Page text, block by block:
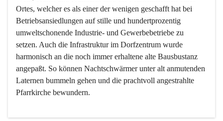
Ortes, welcher es als einer der wenigen geschafft hat bei
Betriebsansiedlungen auf stille und hundertprozentig
umweltschonende Industrie- und Gewerbebetriebe zu
setzen. Auch die Infrastruktur im Dorfzentrum wurde
harmonisch an die noch immer erhaltene alte Bausbustanz
angepaßt. So können Nachtschwärmer unter alt anmutenden
Laternen bummeln gehen und die prachtvoll angestrahlte
Pfarrkirche bewundern.
Der Weinbau dominert heute nicht mehr, ist aber integrativer